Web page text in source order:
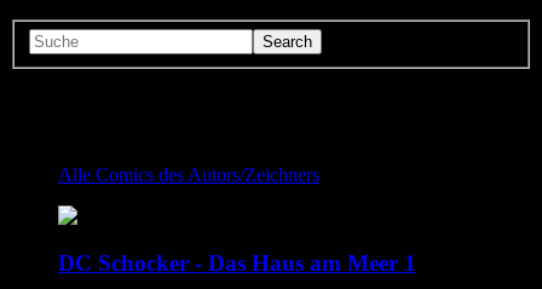
Alle Comics des Autors/Zeichners
DC Schocker - Das Haus am Meer 1